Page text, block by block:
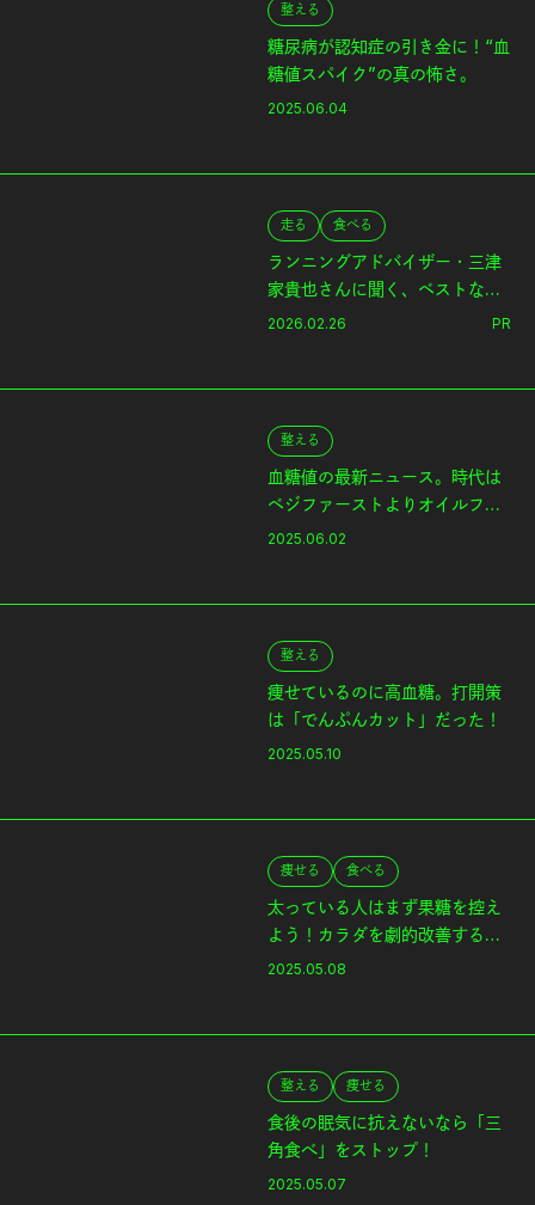
整える
糖尿病が認知症の引き金に！“血
糖値スパイク”の真の怖さ。
2025.06.04
走る 食べる
ランニングアドバイザー・三津
家貴也さんに聞く、ベストな走
りを引き出す《パラチノース
2026.02.26 PR
整える
血糖値の最新ニュース。時代は
ベジファーストよりオイルファ
ーストだ！
2025.06.02
整える
痩せているのに高血糖。打開策
は「でんぷんカット」だった！
2025.05.10
痩せる 食べる
太っている人はまず果糖を控え
よう！カラダを劇的改善するた
めの血糖コントロール術。
2025.05.08
整える 痩せる
食後の眠気に抗えないなら「三
角食べ」をストップ！
2025.05.07